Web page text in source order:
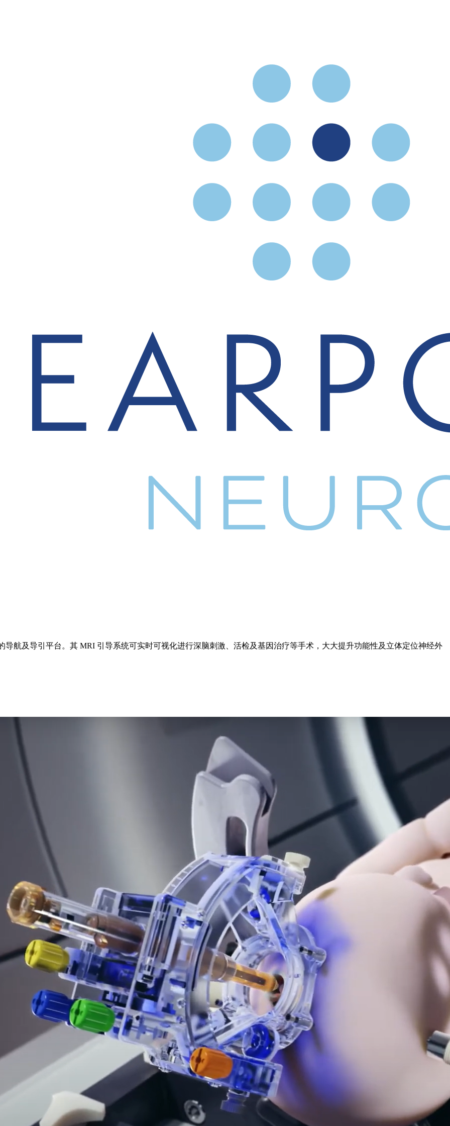
导航及导引平台。其 MRI 引导系统可实时可视化进行深脑刺激、活检及基因治疗等手术，大大提升功能性及立体定位神经外